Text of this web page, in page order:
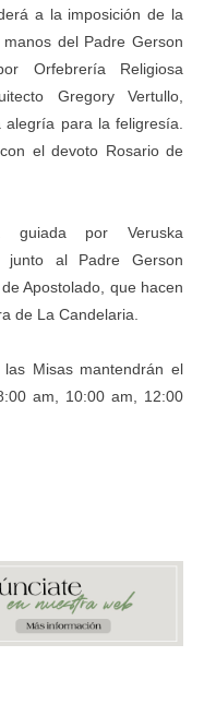
a la imposición de la
del Padre Gerson
Orfebrería Religiosa
Gregory Vertullo,
alegría para la feligresía.
el devoto Rosario de
guiada por Veruska
junto al Padre Gerson
Apostolado, que hacen
de La Candelaria.
Misas mantendrán el
am, 10:00 am, 12:00